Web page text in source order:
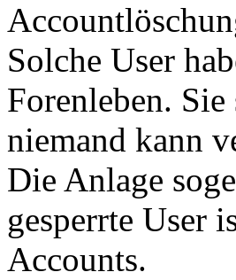
Solche User
Forenleben.
niemand kann
Die Anlage
gesperrte User
Accounts.